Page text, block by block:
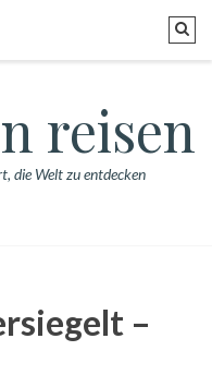
reisen
die Welt zu entdecken
–